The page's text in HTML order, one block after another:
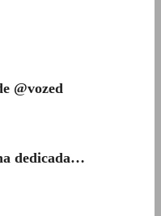
@vozed
dedicada…